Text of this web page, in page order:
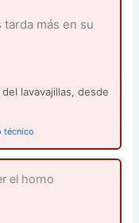
más en su
lavavajillas, desde
técnico